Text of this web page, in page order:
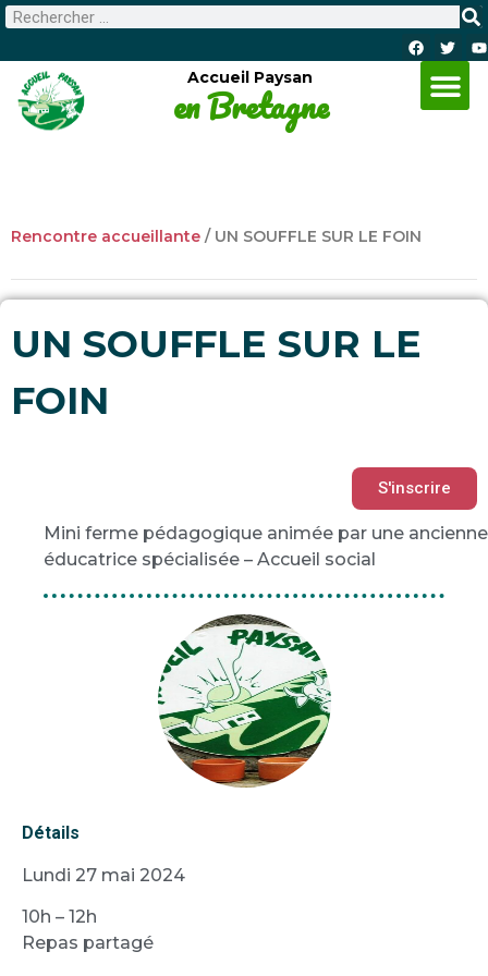
Accueil Paysan
en Bretagne
Rencontre accueillante / UN SOUFFLE SUR LE FOIN
UN SOUFFLE SUR LE
FOIN
S'inscrire
Mini ferme pédagogique animée par une ancienne
éducatrice spécialisée – Accueil social
Détails
Lundi 27 mai 2024
10h – 12h
Repas partagé